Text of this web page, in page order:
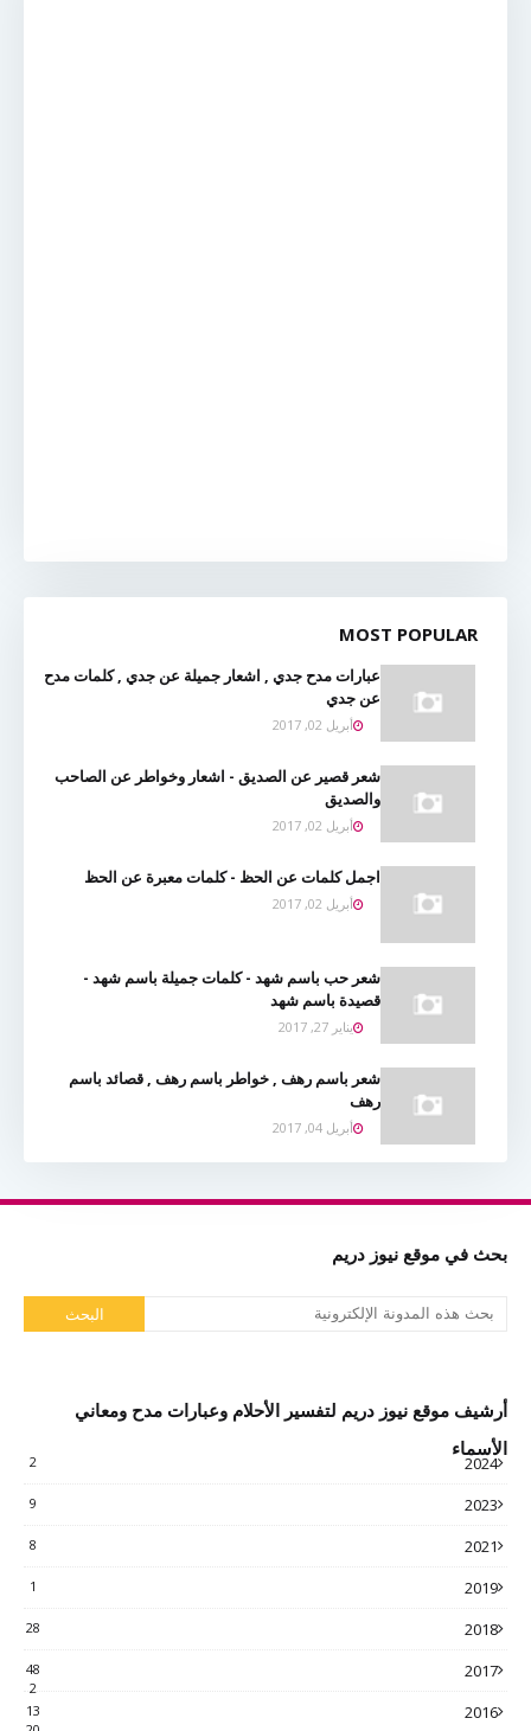
MOST POPULAR
عبارات مدح جدي , اشعار جميلة عن جدي , كلمات مدح
عن جدي
أبريل 02, 2017
شعر قصير عن الصديق - اشعار وخواطر عن الصاحب
والصديق
أبريل 02, 2017
اجمل كلمات عن الحظ - كلمات معبرة عن الحظ
أبريل 02, 2017
شعر حب باسم شهد - كلمات جميلة باسم شهد -
قصيدة باسم شهد
يناير 27, 2017
شعر باسم رهف , خواطر باسم رهف , قصائد باسم
رهف
أبريل 04, 2017
بحث في موقع نيوز دريم
أرشيف موقع نيوز دريم لتفسير الأحلام وعبارات مدح ومعاني
الأسماء
2024
2
2023
9
2021
8
2019
1
2018
28
2017
48
2
2016
13